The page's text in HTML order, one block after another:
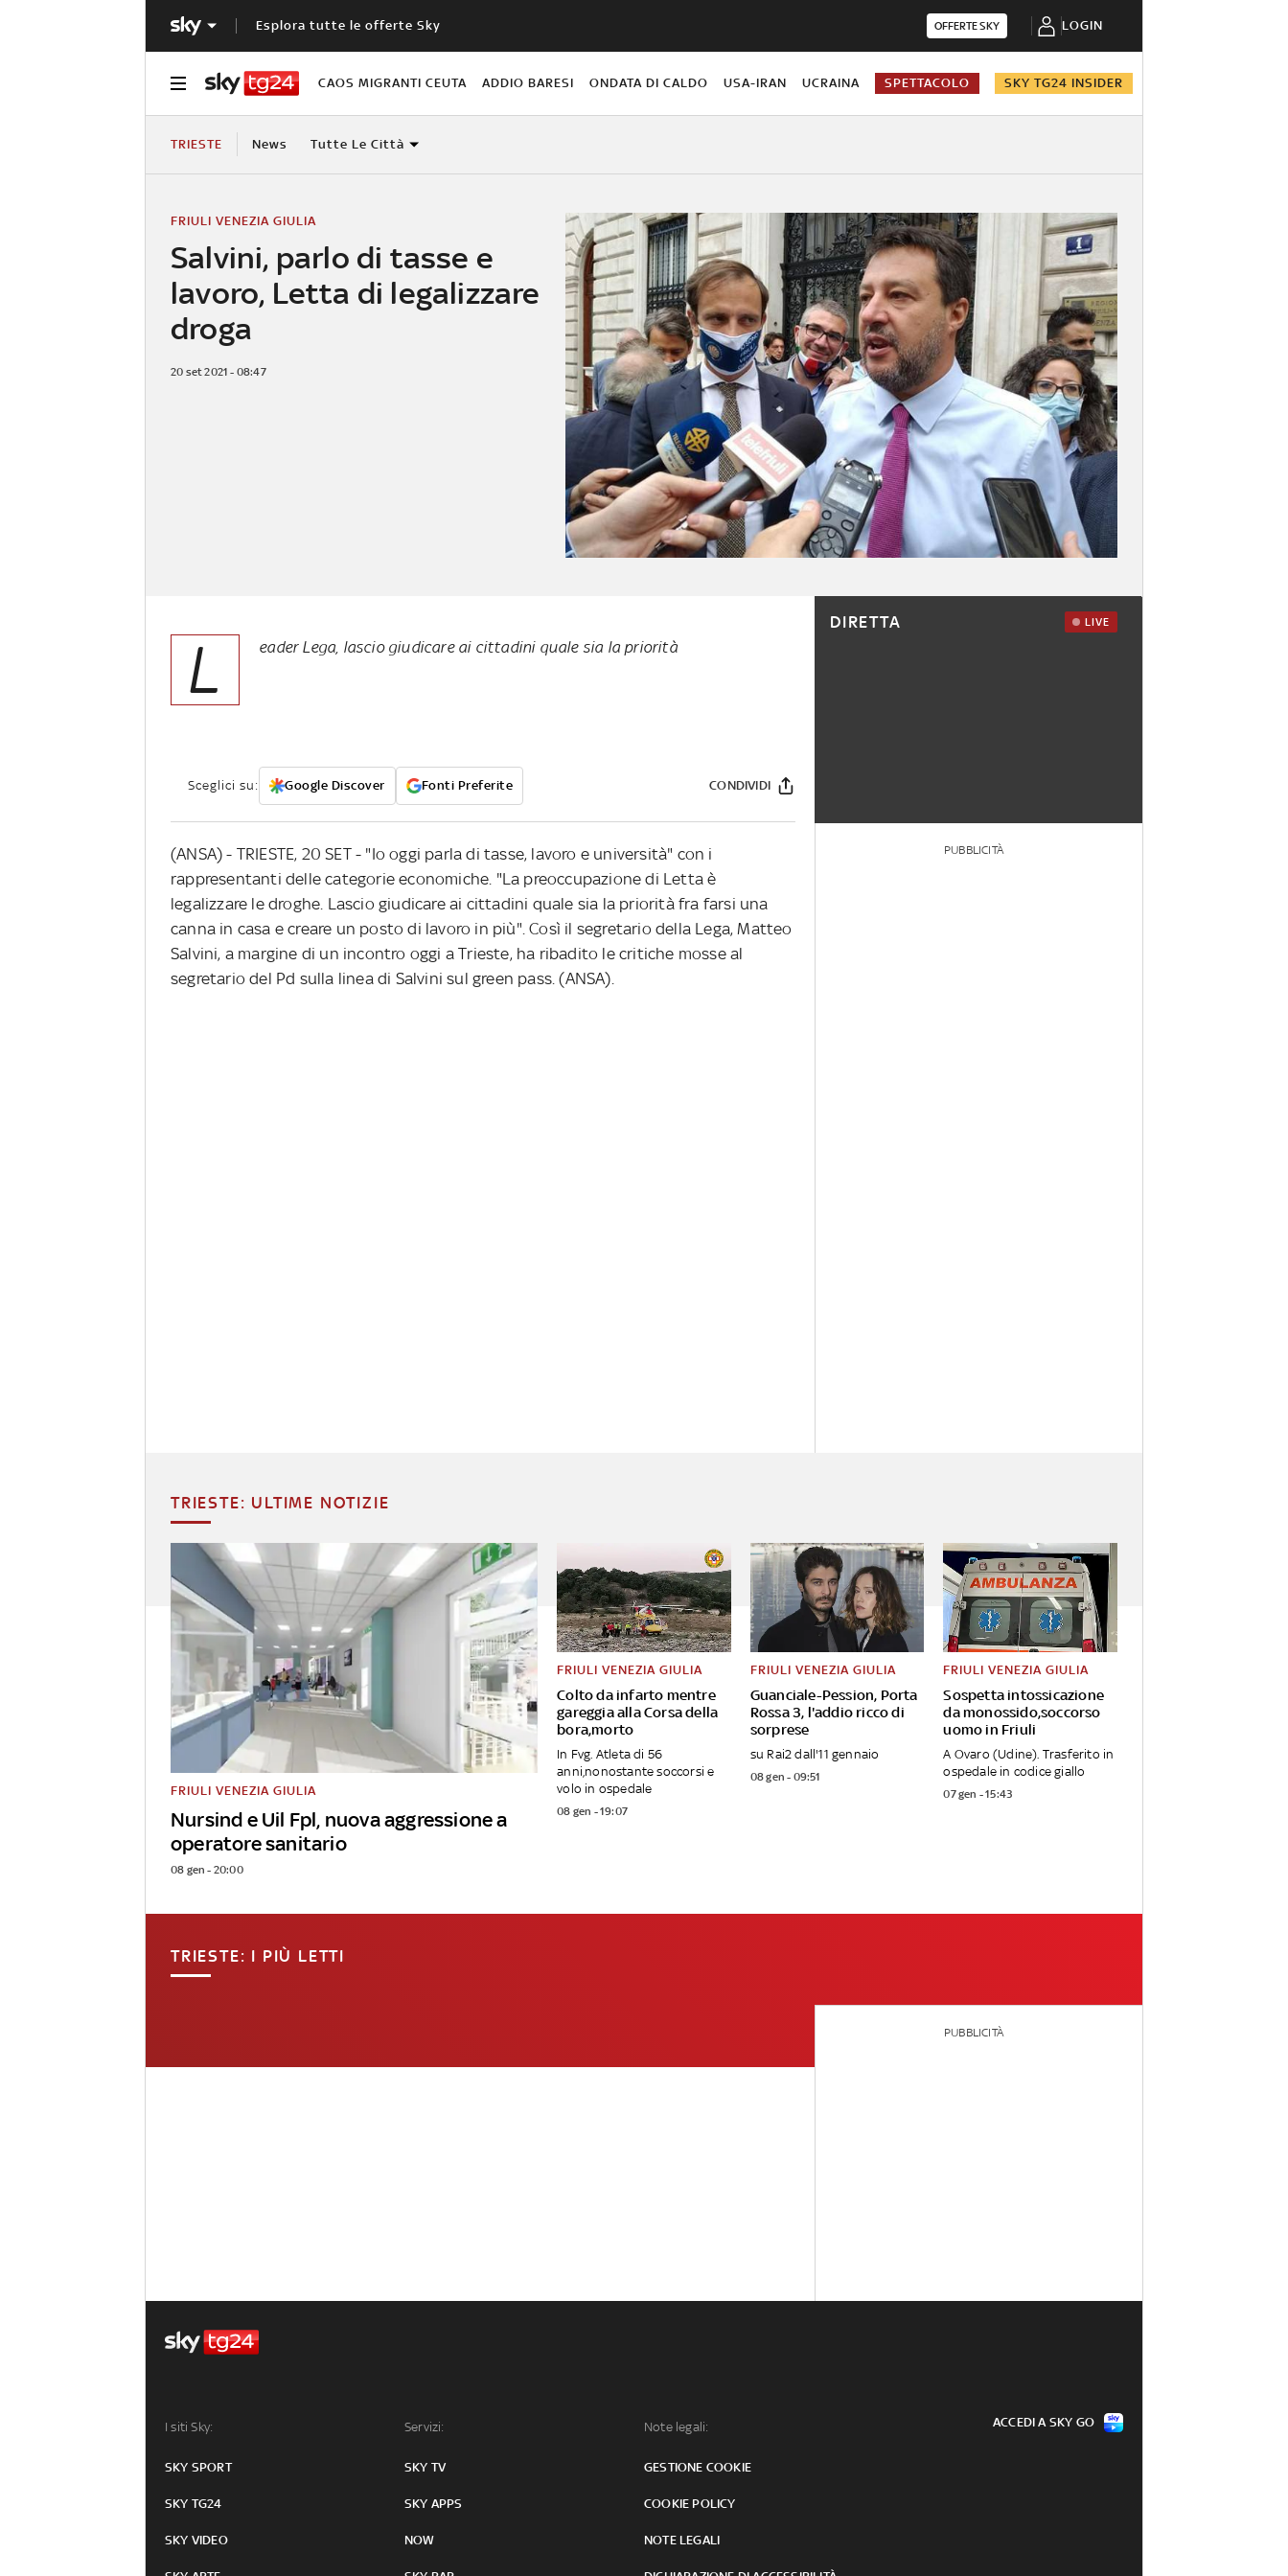
Esplora tutte le offerte Sky OFFERTE SKY LOGIN
CAOS MIGRANTI CEUTA ADDIO BARESI ONDATA DI CALDO USA-IRAN UCRAINA SPETTACOLO SKY TG24 INSIDER
TRIESTE News Tutte Le Città
Salvini, parlo di tasse e
lavoro, Letta di legalizzare
droga
FRIULI VENEZIA GIULIA
20 set 2021 - 08:47
L eader Lega, lascio giudicare ai cittadini quale sia la priorità
Sceglici su: Google Discover Fonti Preferite CONDIVIDI
(ANSA) - TRIESTE, 20 SET - "Io oggi parla di tasse, lavoro e università" con i
rappresentanti delle categorie economiche. "La preoccupazione di Letta è
legalizzare le droghe. Lascio giudicare ai cittadini quale sia la priorità fra farsi una
canna in casa e creare un posto di lavoro in più". Così il segretario della Lega, Matteo
Salvini, a margine di un incontro oggi a Trieste, ha ribadito le critiche mosse al
segretario del Pd sulla linea di Salvini sul green pass. (ANSA).
DIRETTA LIVE
PUBBLICITÀ
TRIESTE: ULTIME NOTIZIE
Nursind e Uil Fpl, nuova aggressione a
operatore sanitario
FRIULI VENEZIA GIULIA
08 gen - 20:00
Colto da infarto mentre
gareggia alla Corsa della
bora,morto
FRIULI VENEZIA GIULIA
In Fvg. Atleta di 56
anni,nonostante soccorsi e
volo in ospedale
08 gen - 19:07
Guanciale-Pession, Porta
Rossa 3, l'addio ricco di
sorprese
FRIULI VENEZIA GIULIA
su Rai2 dall'11 gennaio
08 gen - 09:51
Sospetta intossicazione
da monossido,soccorso
uomo in Friuli
FRIULI VENEZIA GIULIA
A Ovaro (Udine). Trasferito in
ospedale in codice giallo
07 gen - 15:43
TRIESTE: I PIÙ LETTI
PUBBLICITÀ
I siti Sky:
SKY SPORT
SKY TG24
SKY VIDEO
Servizi:
SKY TV
SKY APPS
NOW
Note legali:
GESTIONE COOKIE
COOKIE POLICY
NOTE LEGALI
ACCEDI A SKY GO